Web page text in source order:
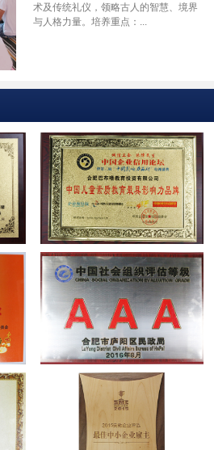
术及传统礼仪，领略古人的智慧、境界
与人格力量。培养重点：...